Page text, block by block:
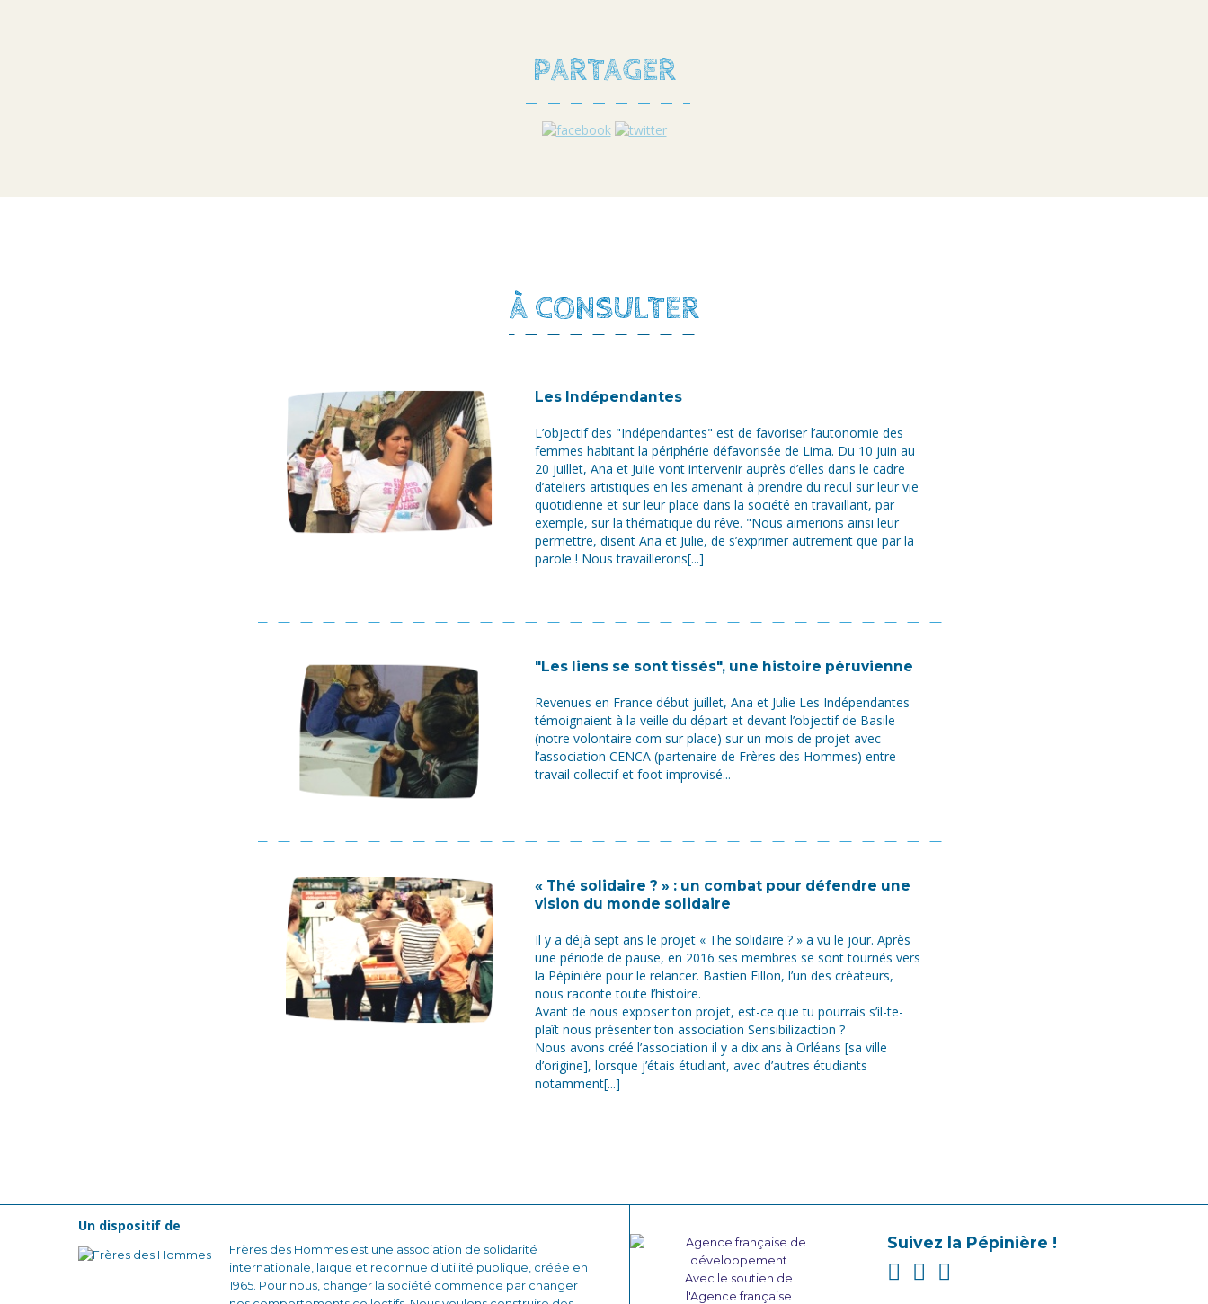
PARTAGER
À CONSULTER
Les Indépendantes
L’objectif des "Indépendantes" est de favoriser l’autonomie des
femmes habitant la périphérie défavorisée de Lima. Du 10 juin au
20 juillet, Ana et Julie vont intervenir auprès d’elles dans le cadre
d’ateliers artistiques en les amenant à prendre du recul sur leur vie
quotidienne et sur leur place dans la société en travaillant, par
exemple, sur la thématique du rêve. "Nous aimerions ainsi leur
permettre, disent Ana et Julie, de s’exprimer autrement que par la
parole ! Nous travaillerons[...]
"Les liens se sont tissés", une histoire péruvienne
Revenues en France début juillet, Ana et Julie Les Indépendantes
témoignaient à la veille du départ et devant l’objectif de Basile
(notre volontaire com sur place) sur un mois de projet avec
l’association CENCA (partenaire de Frères des Hommes) entre
travail collectif et foot improvisé...
« Thé solidaire ? » : un combat pour défendre une
vision du monde solidaire
Il y a déjà sept ans le projet « The solidaire ? » a vu le jour. Après
une période de pause, en 2016 ses membres se sont tournés vers
la Pépinière pour le relancer. Bastien Fillon, l’un des créateurs,
nous raconte toute l’histoire.
Avant de nous exposer ton projet, est-ce que tu pourrais s’il-te-
plaît nous présenter ton association Sensibilizaction ?
Nous avons créé l’association il y a dix ans à Orléans [sa ville
d’origine], lorsque j’étais étudiant, avec d’autres étudiants
notamment[...]
Un dispositif de
Frères des Hommes est une association de solidarité
internationale, laïque et reconnue d’utilité publique, créée en
1965. Pour nous, changer la société commence par changer
Avec le soutien de
l'Agence française
Suivez la Pépinière !